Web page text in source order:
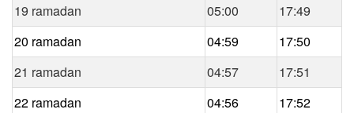
19 ramadan
05:00
17:49
20 ramadan
04:59
17:50
21 ramadan
04:57
17:51
22 ramadan
04:56
17:52